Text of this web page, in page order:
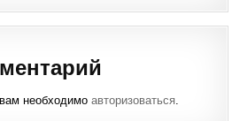
необходимоавторизоваться